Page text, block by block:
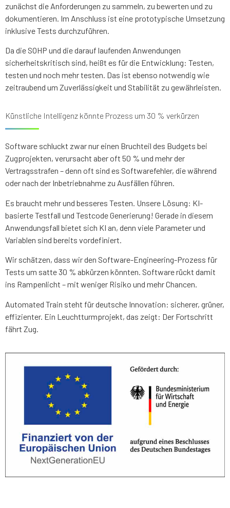
zunächst die Anforderungen zu sammeln, zu bewerten und zu
dokumentieren. Im Anschluss ist eine prototypische Umsetzung
inklusive Tests durchzuführen.
Da die SOHP und die darauf laufenden Anwendungen
sicherheitskritisch sind, heißt es für die Entwicklung: Testen,
testen und noch mehr testen. Das ist ebenso notwendig wie
zeitraubend um Zuverlässigkeit und Stabilität zu gewährleisten.
Künstliche Intelligenz könnte Prozess um 30 % verkürzen
Software schluckt zwar nur einen Bruchteil des Budgets bei
Zugprojekten, verursacht aber oft 50 % und mehr der
Vertragsstrafen – denn oft sind es Softwarefehler, die während
oder nach der Inbetriebnahme zu Ausfällen führen.
Es braucht mehr und besseres Testen. Unsere Lösung: KI-
basierte Testfall und Testcode Generierung! Gerade in diesem
Anwendungsfall bietet sich KI an, denn viele Parameter und
Variablen sind bereits vordefiniert.
Wir schätzen, dass wir den Software-Engineering-Prozess für
Tests um satte 30 % abkürzen könnten. Software rückt damit
ins Rampenlicht – mit weniger Risiko und mehr Chancen.
Automated Train steht für deutsche Innovation: sicherer, grüner,
effizienter. Ein Leuchtturmprojekt, das zeigt: Der Fortschritt
fährt Zug.